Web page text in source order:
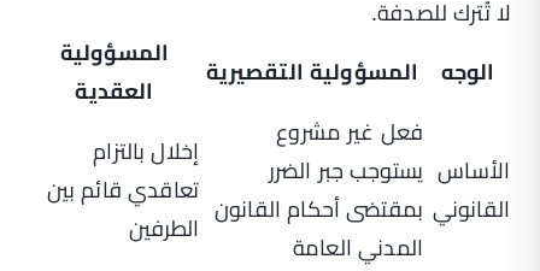
لا تُترك للصدفة.
الوجه المسؤولية التقصيرية
المسؤولية
العقدية
الأساس
القانوني
فعل غير مشروع
يستوجب جبر الضرر
بمقتضى أحكام القانون
المدني العامة
إخلال بالتزام
تعاقدي قائم بين
الطرفين